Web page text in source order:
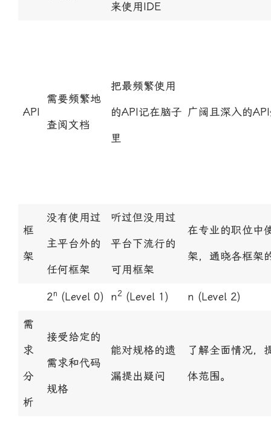
来使用IDE
API
需要频繁地
查阅文档
把最频繁使用
的API记在脑子
里
广阔且深入的
框
架
没有使用过
主平台外的
任何框架
听过但没用过
平台下流行的
可用框架
在专业的职位中
架，通晓各框架
2n (Level 0) n2 (Level 1) n (Level 2)
需
求
分
析
接受给定的
需求和代码
规格
能对规格的遗
漏提出疑问
了解全面情况，
体范围。